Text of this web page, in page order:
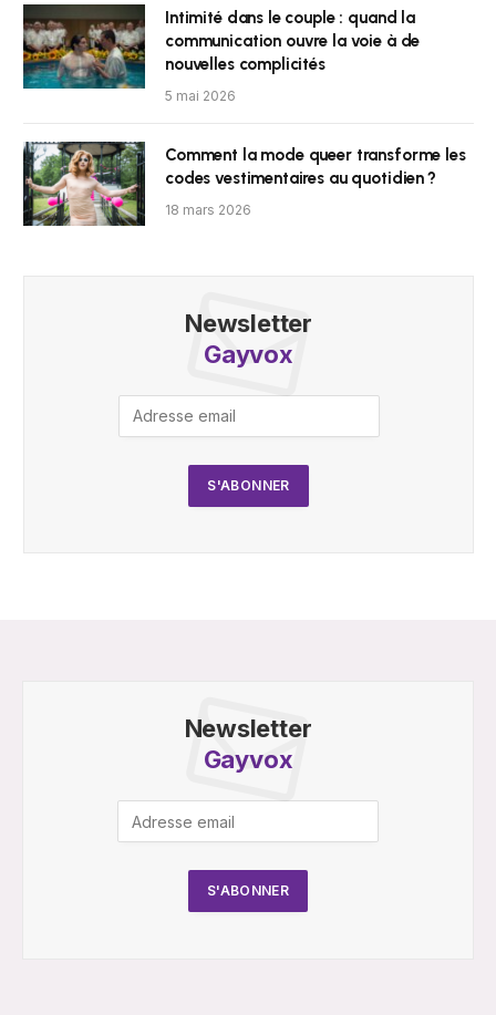
Intimité dans le couple : quand la
communication ouvre la voie à de
nouvelles complicités
5 mai 2026
Comment la mode queer transforme les
codes vestimentaires au quotidien ?
18 mars 2026
Newsletter
Gayvox
Newsletter
Gayvox